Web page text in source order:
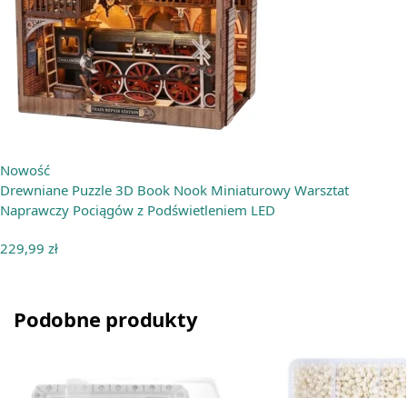
Nowość
Drewniane Puzzle 3D Book Nook Miniaturowy Warsztat
Naprawczy Pociągów z Podświetleniem LED
229,99 zł
Podobne produkty